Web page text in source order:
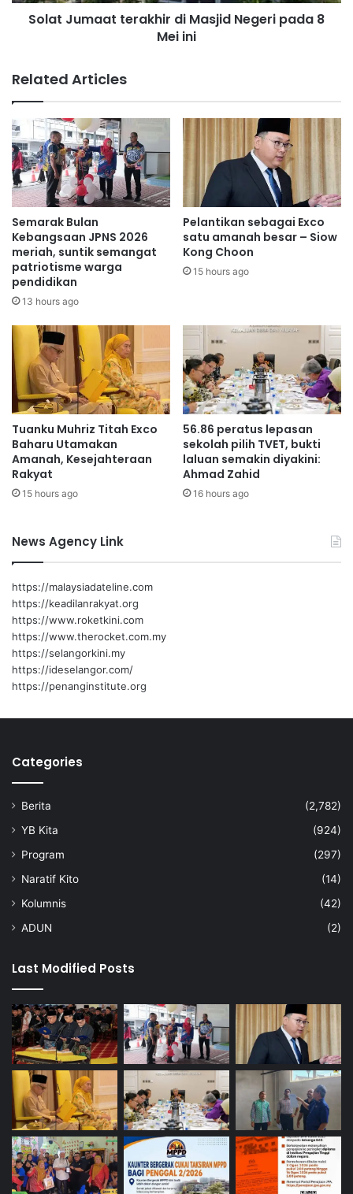
t
i
g
K
e
m
e
t
e
r
i
a
D
a
l
a
m
N
e
g
e
r
i
r
a
k
h
i
r
d
i
M
a
s
j
i
d
e
g
e
p
a
d
a
8
M
i
n
i
Solat Jumaat terakhir di Masjid Negeri pada 8
Mei ini
Related Articles
Semarak Bulan
Kebangsaan JPNS 2026
meriah, suntik semangat
patriotisme warga
pendidikan
13 hours ago
Pelantikan sebagai Exco
satu amanah besar – Siow
Kong Choon
15 hours ago
Tuanku Muhriz Titah Exco
Baharu Utamakan
Amanah, Kesejahteraan
Rakyat
15 hours ago
56.86 peratus lepasan
sekolah pilih TVET, bukti
laluan semakin diyakini:
Ahmad Zahid
16 hours ago
News Agency Link
https://malaysiadateline.com
https://keadilanrakyat.org
https://www.roketkini.com
https://www.therocket.com.my
https://selangorkini.my
https://ideselangor.com/
https://penanginstitute.org
Categories
Berita
(2,782)
YB Kita
(924)
Program
(297)
Naratif Kito
(14)
Kolumnis
(42)
ADUN
(2)
Last Modified Posts